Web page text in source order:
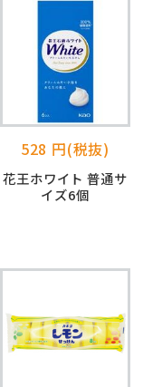
528 円(税抜)
花王ホワイト 普通サ
イズ6個